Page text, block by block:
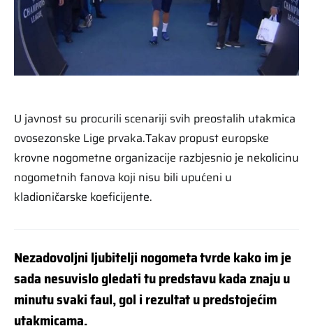
U javnost su procurili scenariji svih preostalih utakmica
ovosezonske Lige prvaka.Takav propust europske
krovne nogometne organizacije razbjesnio je nekolicinu
nogometnih fanova koji nisu bili upućeni u
kladioničarske koeficijente.
Nezadovoljni ljubitelji nogometa tvrde kako im je
sada nesuvislo gledati tu predstavu kada znaju u
minutu svaki faul, gol i rezultat u predstojećim
utakmicama.